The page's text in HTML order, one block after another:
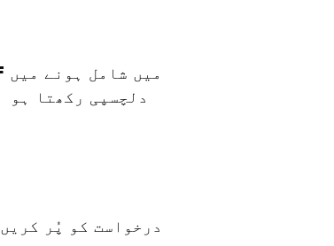
دلچسپی رکھتا ہو
درخواست کو پُر